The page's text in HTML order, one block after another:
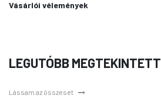
Vásárlói vélemények
LEGUTÓBB MEGTEKINTETT
Lássam az összeset